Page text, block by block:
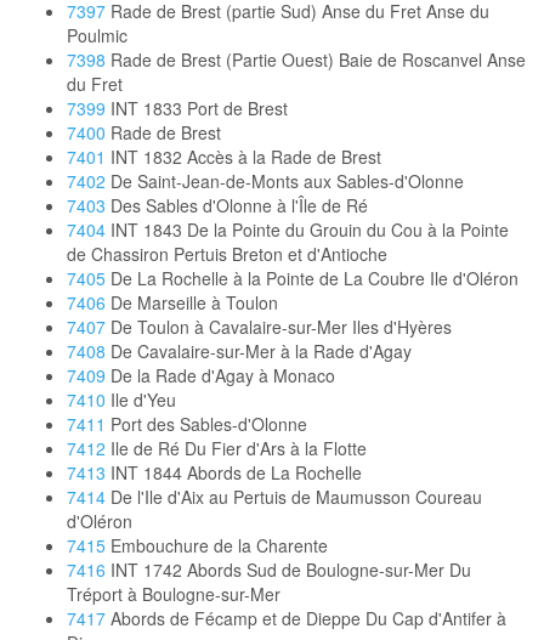
7397 Rade de Brest (partie Sud) Anse du Fret Anse du
Poulmic
7398 Rade de Brest (Partie Ouest) Baie de Roscanvel Anse
du Fret
7399 INT 1833 Port de Brest
7400 Rade de Brest
7401 INT 1832 Accès à la Rade de Brest
7402 De Saint-Jean-de-Monts aux Sables-d'Olonne
7403 Des Sables d'Olonne à l'Île de Ré
7404 INT 1843 De la Pointe du Grouin du Cou à la Pointe
de Chassiron Pertuis Breton et d'Antioche
7405 De La Rochelle à la Pointe de La Coubre Ile d'Oléron
7406 De Marseille à Toulon
7407 De Toulon à Cavalaire-sur-Mer Iles d'Hyères
7408 De Cavalaire-sur-Mer à la Rade d'Agay
7409 De la Rade d'Agay à Monaco
7410 Ile d'Yeu
7411 Port des Sables-d'Olonne
7412 Ile de Ré Du Fier d'Ars à la Flotte
7413 INT 1844 Abords de La Rochelle
7414 De l'Ile d'Aix au Pertuis de Maumusson Coureau
d'Oléron
7415 Embouchure de la Charente
7416 INT 1742 Abords Sud de Boulogne-sur-Mer Du
Tréport à Boulogne-sur-Mer
7417 Abords de Fécamp et de Dieppe Du Cap d'Antifer à